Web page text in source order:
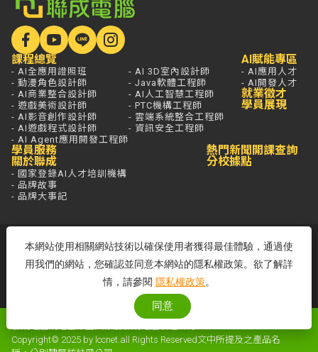
課程總覽
- AI全應用證照班
- 動漫角色設計師
- AI商業整合設計師
- 遊戲美術設計師
- AI影音創作設計師
- AI遊戲程式設計師
- AI Agent應用開發工程師
- AI 3D室內設計師
- Java軟體工程師
- AI人工智慧工程師
- PTC機構工程師
- 雲端系統整合工程師
- 資訊安全工程師
AI賦能專區
- AI應用人才
- AI開發人才
就業徵才
學員展現
學員服務
關於聯成
- 國家登錄AI人才培訓機構
- 品牌故事
- 品牌大事記
熱門新聞
分校據點
開課查詢
若想進一步了解，打通電話問最安心，
免付費專線歡迎來電！
客服專線：0800-580-581
周一至五 09:00~18:00
Copyright© 2025 by lccnet.all Rights Reserved文中所提及之產品名
本網站使用相關網站技術以確保使用者獲得最佳體驗，通過使
用我們的網站，您確認並同意本網站的隱私權政策。欲了解詳
情，請參閱 隱私權政策。
同意